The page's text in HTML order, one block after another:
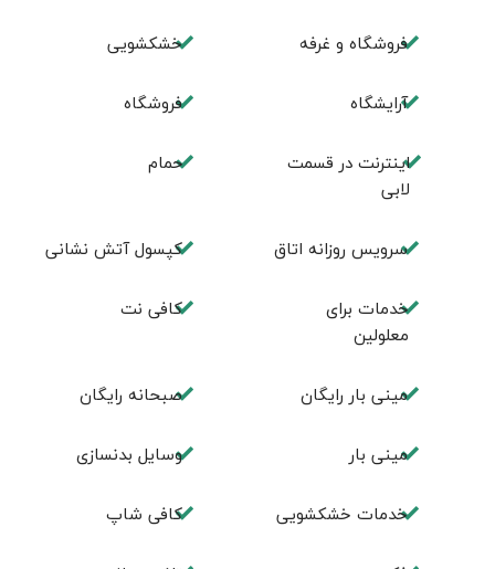
فروشگاه و غرفه خشکشویی
آرایشگاه فروشگاه
اینترنت در قسمت
لابی
حمام
سرویس روزانه اتاق کپسول آتش نشانی
خدمات برای
معلولین
کافی نت
مینی بار رایگان صبحانه رایگان
مینی بار وسایل بدنسازی
خدمات خشکشویی كافی شاپ